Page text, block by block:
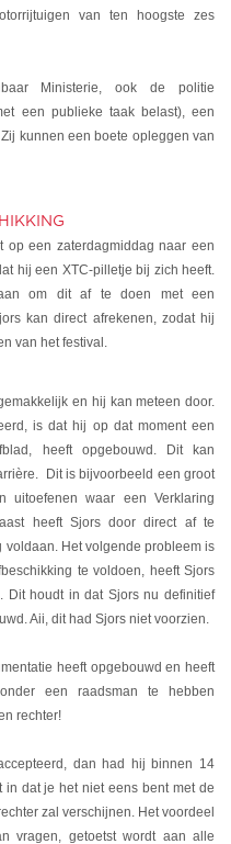
van ten hoogste zes
Ministerie, ook de politie
een publieke taak belast), een
kunnen een boete opleggen van
op een zaterdagmiddag naar een
hij een XTC-pilletje bij zich heeft.
om dit af te doen met een
kan direct afrekenen, zodat hij
van het festival.
en hij kan meteen door.
is dat hij op dat moment een
heeft opgebouwd. Dit kan
Dit is bijvoorbeeld een groot
waar een Verklaring
heeft Sjors door direct af te
Het volgende probleem is
te voldoen, heeft Sjors
Dit houdt in dat Sjors nu definitief
Aii, dit had Sjors niet voorzien.
heeft opgebouwd en heeft
een raadsman te hebben
rechter!
dan had hij binnen 14
dat je het niet eens bent met de
zal verschijnen. Het voordeel
vragen, getoetst wordt aan alle